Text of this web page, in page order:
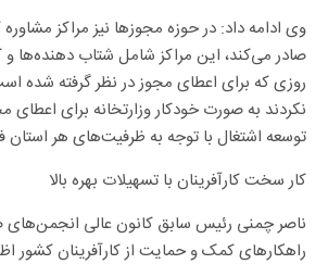
وی ادامه داد: در حوزه مجوز‌ها نیز مراکز مشاوره
صادر می‌کند، این مراکز شامل شتاب دهنده‌ها و
روزی که برای اعطای مجوز در نظر گرفته شده
نکردند به صورت خودکار وزارتخانه برای اعطای
توسعه اشتغال با توجه به ظرفیت‌های هر استان
کار سخت کارآفرینان با تسهیلات بهره بالا
ناصر چمنی رئیس سابق کانون عالی انجمن‌های